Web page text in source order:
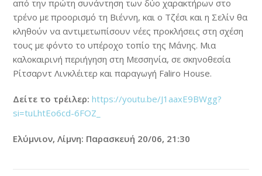
από την πρώτη συνάντηση των δύο χαρακτήρων στο
τρένο με προορισμό τη Βιέννη, και ο Τζέσι και η Σελίν θα
κληθούν να αντιμετωπίσουν νέες προκλήσεις στη σχέση
τους με φόντο το υπέροχο τοπίο της Μάνης. Μια
καλοκαιρινή περιήγηση στη Μεσσηνία, σε σκηνοθεσία
Ρίτσαρντ Λινκλέιτερ και παραγωγή Faliro House.
Δείτε το τρέιλερ: https://youtu.be/J1aaxE9BWgg?
si=tuLhtEo6cd-6FOZ_
Ελύμνιον, Λίμνη: Παρασκευή 20/06, 21:30